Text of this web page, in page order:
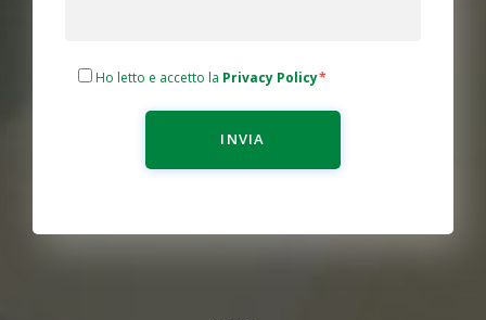
Ho letto e accetto la Privacy Policy